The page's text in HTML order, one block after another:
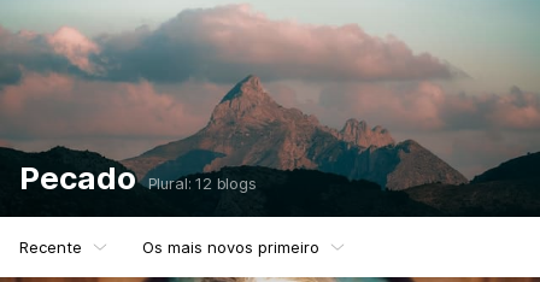
Pecado Plural: 12 blogs
Recente Os mais novos primeiro